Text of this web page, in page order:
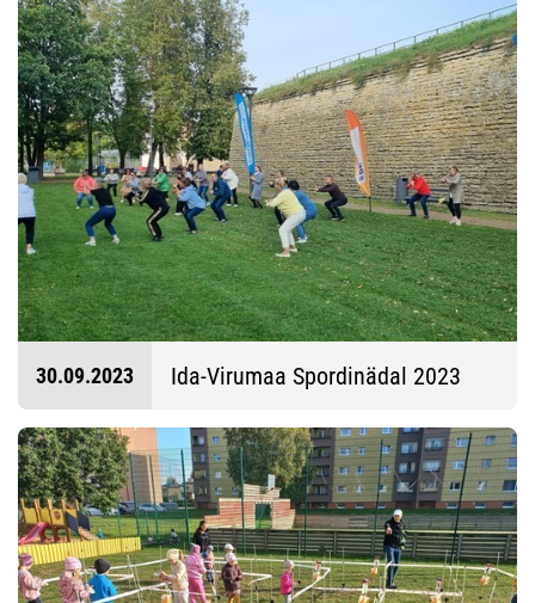
30.09.2023 Ida-Virumaa Spordinädal 2023